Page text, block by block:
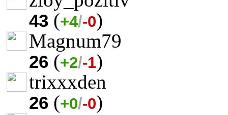
43 (+4/-0)
Magnum79
26 (+2/-1)
trixxxden
26 (+0/-0)